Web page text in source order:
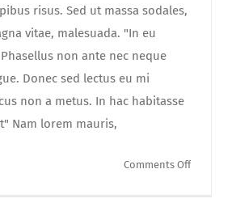
risus. Sed ut massa sodales,
vitae, malesuada. "In eu
non ante nec neque
Donec sed lectus eu mi
non a metus. In hac habitasse
Nam lorem mauris,
Comments Offon